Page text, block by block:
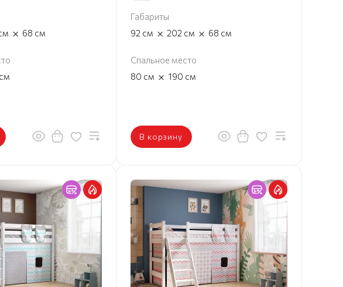
× 68 см
см
Габариты
92 см × 202 см × 68 см
Спальное место
80 см × 190 см
В корзину